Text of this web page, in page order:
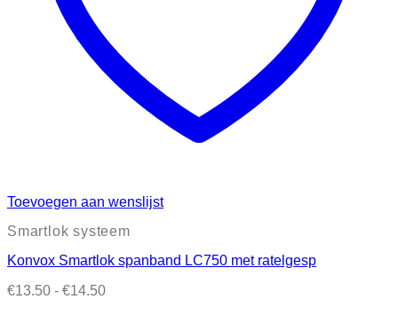
Toevoegen aan wenslijst
Smartlok systeem
Konvox Smartlok spanband LC750 met ratelgesp
€13.50 - €14.50Prijsklasse: